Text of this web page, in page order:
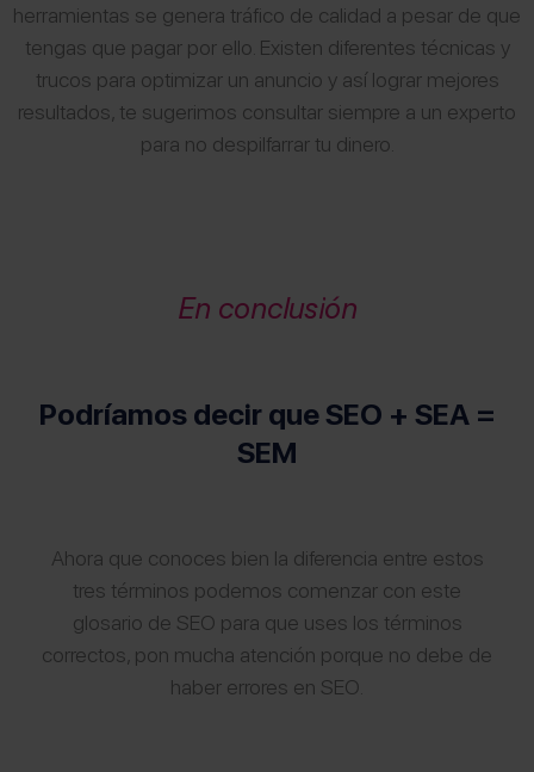
herramientas se genera tráfico de calidad a pesar de que
tengas que pagar por ello. Existen diferentes técnicas y
trucos para optimizar un anuncio y así lograr mejores
resultados, te sugerimos consultar siempre a un experto
para no despilfarrar tu dinero.
En conclusión
Podríamos decir que SEO + SEA =
SEM
Ahora que conoces bien la diferencia entre estos
tres términos podemos comenzar con este
glosario de SEO para que uses los términos
correctos, pon mucha atención porque no debe de
haber errores en SEO.